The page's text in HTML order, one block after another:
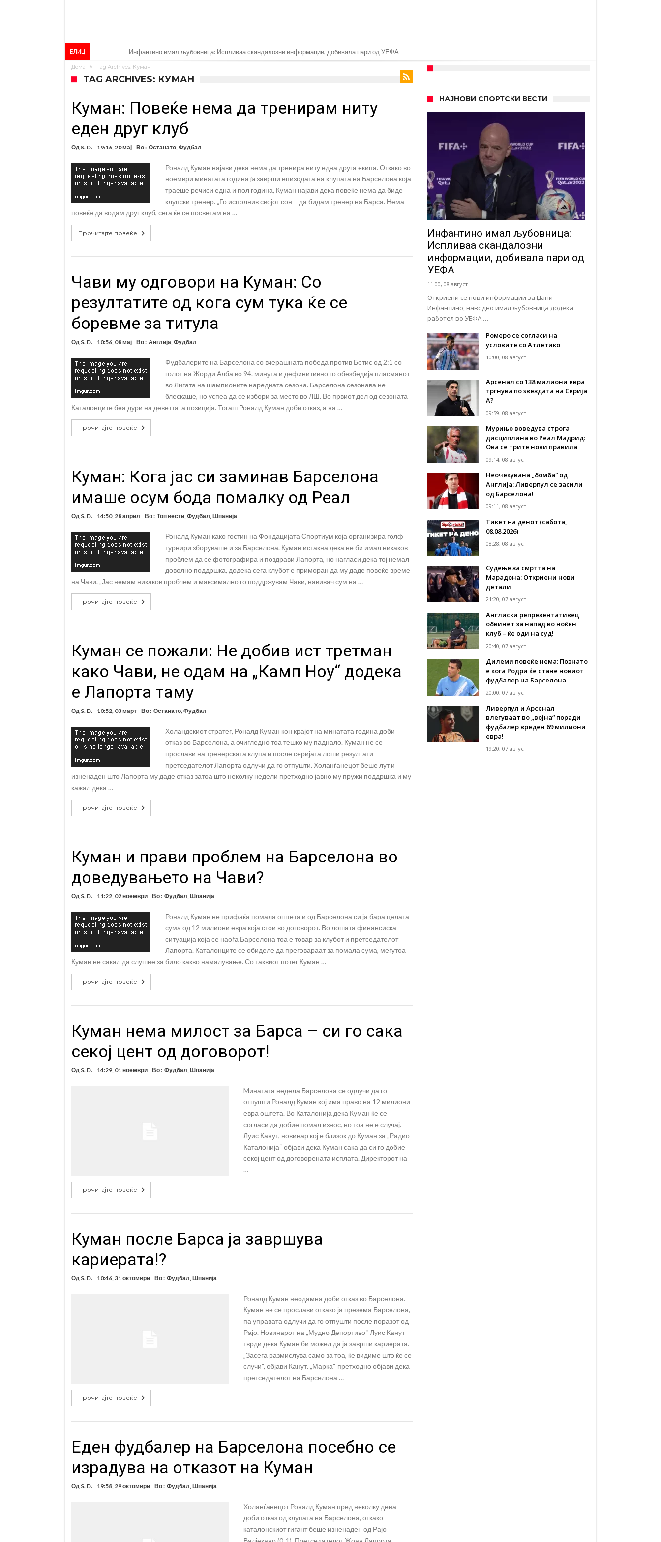
БЛИЦ Ромеро се согласи на условите со Атлетико
Арсенал со 138 милиони евра тргнува по ѕвездата на Серија А?
Неочекувана „бомба“ од Англија: Ливерпул се засили од Барселона!
Судење за смртта на Марадона: Откриени нови детали
Англиски репрезентативец обвинет за напад во ноќен клуб – ќе оди на суд!
Дилеми повеќе нема: Познато е кога Родри ќе стане новиот фудбалер на Барселона
Ливерпул и Арсенал влегуваат во „војна“ поради фудбалер вреден 69 милиони евра!
Дома Tag Archives: Куман
TAG ARCHIVES: КУМАН
Куман: Повеќе нема да тренирам ниту
еден друг клуб
Од S. D. 19:16, 20 мај Во : Останато, Фудбал
Роналд Куман најави дека нема да тренира ниту една друга екипа. Откако во
ноември минатата година ja заврши епизодата на клупата на Барселона која
траеше речиси една и пол година, Куман најави дека повеќе нема да биде
клупски тренер. „Го исполнив својот сон – да бидам тренер на Барса. Нема
повеќе да водам друг клуб, сега ќе се посветам на …
Прочитајте повеќе
Чави му одговори на Куман: Со
резултатите од кога сум тука ќе се
боревме за титула
Од S. D. 10:56, 08 мај Во : Англија Фудбал
Фудбалерите на Барселона со вчерашната победа против Бетис од 2:1 со
голот на Жорди Алба во 94. минута и дефинитивно го обезбедија пласманот
во Лигата на шампионите наредната сезона. Барселона сезонава не
блескаше, но успеа да се избори за место во ЛШ. Во првиот дел од сезоната
Каталонците беа дури на деветтата позиција. Тогаш Роналд Куман доби отказ, а на …
Прочитајте повеќе
Куман: Кога јас си заминав Барселона
имаше осум бода помалку од Реал
Од S. D. 14:50, 28 април Во : Топ вести, Фудбал Шпанија
Роналд Куман како гостин на Фондацијата Спортиум која организира голф
турнири зборуваше и за Барселона. Куман истакна дека не би имал никаков
проблем да се фотографира и поздрави Лапорта, но нагласи дека тој немал
доволно поддршка, додека сега клубот е приморан да му даде повеќе време
на Чави. „Јас немам никаков проблем и максимално го поддржувам Чави, навивач сум на …
Прочитајте повеќе
Куман се пожали: Не добив ист третман
како Чави, не одам на „Камп Ноу“ додека
е Лапорта таму
Од S. D. 10:52, 03 март Во : Останато, Фудбал
Холандскиот стратег, Роналд Куман кон крајот на минатата година доби
отказ во Барселона, а очигледно тоа тешко му паднало. Куман не се
прослави на тренерската клупа и после серијата лоши резултати
претседателот Лапорта одлучи да го отпушти. Холанѓанецот беше лут и
изненаден што Лапорта му даде отказ затоа што неколку недели претходно јавно му пружи поддршка и му
кажал дека …
Прочитајте повеќе
Куман и прави проблем на Барселона во
доведувањето на Чави?
Од S. D. 11:22, 02 ноември Во : Фудбал Шпанија
Роналд Куман не прифаќа помала оштета и од Барселона си ја бара целата
сума од 12 милиони евра која стои во договорот. Во лошата финансиска
ситуација која се наоѓа Барселона тоа е товар за клубот и претседателот
Лапорта. Каталонците се обиделе да преговараат за помала сума, меѓутоа
Куман не сакал да слушне за било какво намалување. Со таквиот потег Куман …
Прочитајте повеќе
Куман нема милост за Барса – си го сака
секој цент од договорот!
Од S. D. 14:29, 01 ноември Во : Фудбал Шпанија
Mинатата недела Барселона се одлучи да го
отпушти Роналд Куман кој има право на 12 милиони
евра оштета. Во Каталонија дека Куман ќе се
согласи да добие помал износ, но тоа не е случај.
Луис Канут, новинар кој е близок до Куман за „Радио
Каталонија“ објави дека Куман сака да си го добие
секој цент од договорената исплата. Директорот на
…
Прочитајте повеќе
Куман после Барса ја завршува
кариерата!?
Од S. D. 10:46, 31 октомври Во : Фудбал Шпанија
Роналд Куман неодамна доби отказ во Барселона.
Куман не се прослави откако ја презема Барселона,
па управата одлучи да го отпушти после поразот од
Рајо. Новинарот на „Мудно Депортиво“ Луис Канут
тврди дека Куман би можел да ја заврши кариерата.
„Засега размислува само за тоа, ќе видиме што ќе се
случи“, објави Канут. „Марка“ претходно објави дека
претседателот на Барселона …
Прочитајте повеќе
Еден фудбалер на Барселона посебно се
израдува на отказот на Куман
Од S. D. 19:58, 29 октомври Во : Фудбал Шпанија
Холанѓанецот Роналд Куман пред неколку дена
доби отказ од клупата на Барселона, откако
каталонскиот гигант беше изненаден од Рајо
Валјекано (0-1). Претседателот Жоан Лапорта
НАЈНОВИ СПОРТСКИ ВЕСТИ
Инфантино имал љубовница:
Испливаа скандалозни
информации, добивала пари од
УЕФА
11:00, 08 август
Откриени се нови информации за Џани
Инфантино, наводно имал љубовница додека
работел во УЕФА …
Ромеро се согласи на
условите со Атлетико
10:00, 08 август
Арсенал со 138 милиони евра
тргнува по ѕвездата на Серија
А?
09:59, 08 август
Мурињо воведува строга
дисциплина во Реал Мадрид:
Ова се трите нови правила
09:14, 08 август
Неочекувана „бомба“ од
Англија: Ливерпул се засили
од Барселона!
09:11, 08 август
Тикет на денот (сабота,
08.08.2026)
08:28, 08 август
Судење за смртта на
Марадона: Откриени нови
детали
21:20, 07 август
Англиски репрезентативец
обвинет за напад во ноќен
клуб – ќе оди на суд!
20:40, 07 август
Дилеми повеќе нема: Познато
е кога Родри ќе стане новиот
фудбалер на Барселона
20:00, 07 август
Ливерпул и Арсенал
влегуваат во „војна“ поради
фудбалер вреден 69 милиони
евра!
19:20, 07 август